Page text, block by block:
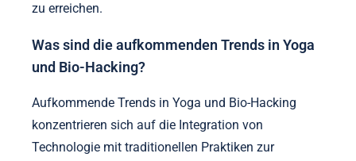
zu erreichen.
Was sind die aufkommenden Trends in Yoga
und Bio-Hacking?
Aufkommende Trends in Yoga und Bio-Hacking
konzentrieren sich auf die Integration von
Technologie mit traditionellen Praktiken zur